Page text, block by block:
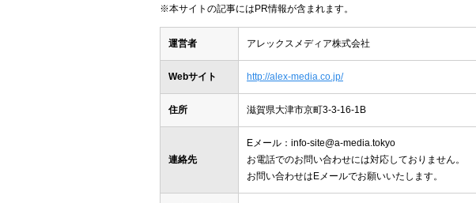
※本サイトの記事にはPR情報が含まれます。
運営者 アレックスメディア株式会社
Webサイト http://alex-media.co.jp/
住所 滋賀県大津市京町3-3-16-1B
連絡先
Eメール：info-site@a-media.tokyo
お電話でのお問い合わせには対応しておりません。
お問い合わせはEメールでお願いいたします。